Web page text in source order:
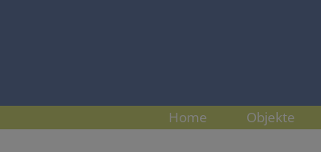
Home Objekte